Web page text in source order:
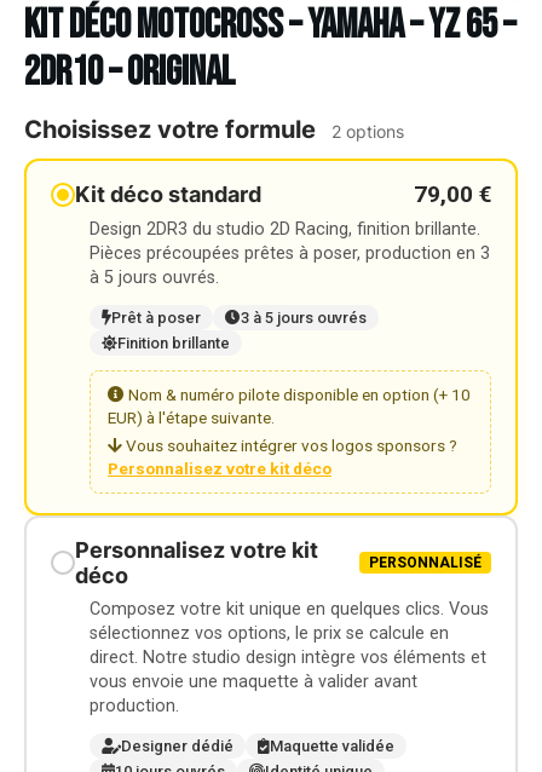
Kit déco Motocross – YAMAHA – YZ 65 –
2DR10 – ORIGINAL
Choisissez votre formule 2 options
Kit déco standard 79,00 €
Design 2DR3 du studio 2D Racing, finition brillante.
Pièces précoupées prêtes à poser, production en 3
à 5 jours ouvrés.
Prêt à poser
3 à 5 jours ouvrés
Finition brillante
Nom & numéro pilote disponible en option (+ 10
EUR) à l'étape suivante.
Vous souhaitez intégrer vos logos sponsors ?
Personnalisez votre kit déco
Personnalisez votre kit
déco
PERSONNALISÉ
Composez votre kit unique en quelques clics. Vous
sélectionnez vos options, le prix se calcule en
direct. Notre studio design intègre vos éléments et
vous envoie une maquette à valider avant
production.
Designer dédié
Maquette validée